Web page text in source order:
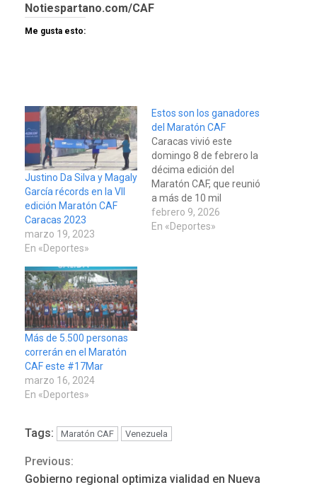
Notiespartano.com/CAF
Me gusta esto:
Justino Da Silva y Magaly
García récords en la VII
edición Maratón CAF
Caracas 2023
marzo 19, 2023
En «Deportes»
Estos son los ganadores
del Maratón CAF
Caracas vivió este
domingo 8 de febrero la
décima edición del
Maratón CAF, que reunió
a más de 10 mil
corredores en las rutas
de 42K, 21K y 10K,
febrero 9, 2026
En «Deportes»
Más de 5.500 personas
correrán en el Maratón
CAF este #17Mar
marzo 16, 2024
En «Deportes»
Tags: Maratón CAF Venezuela
Continue
Previous:
Gobierno regional optimiza vialidad en Nueva
3
monitorear proceso de
diálogo en Venezuela
POLÍTICA
TITULARES